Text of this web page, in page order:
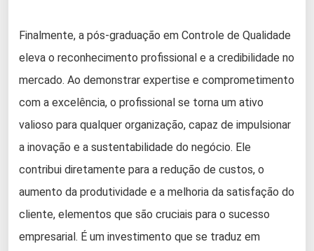
Finalmente, a pós-graduação em Controle de Qualidade
eleva o reconhecimento profissional e a credibilidade no
mercado. Ao demonstrar expertise e comprometimento
com a excelência, o profissional se torna um ativo
valioso para qualquer organização, capaz de impulsionar
a inovação e a sustentabilidade do negócio. Ele
contribui diretamente para a redução de custos, o
aumento da produtividade e a melhoria da satisfação do
cliente, elementos que são cruciais para o sucesso
empresarial. É um investimento que se traduz em